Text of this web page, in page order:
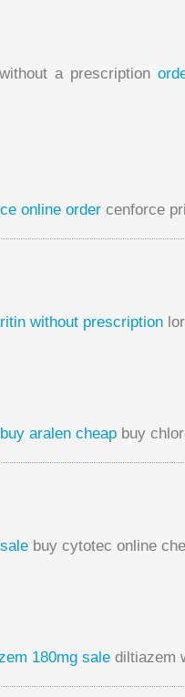
a prescription
online order cenforce
without prescription
buy aralen cheap buy
buy cytotec online
180mg sale diltiazem